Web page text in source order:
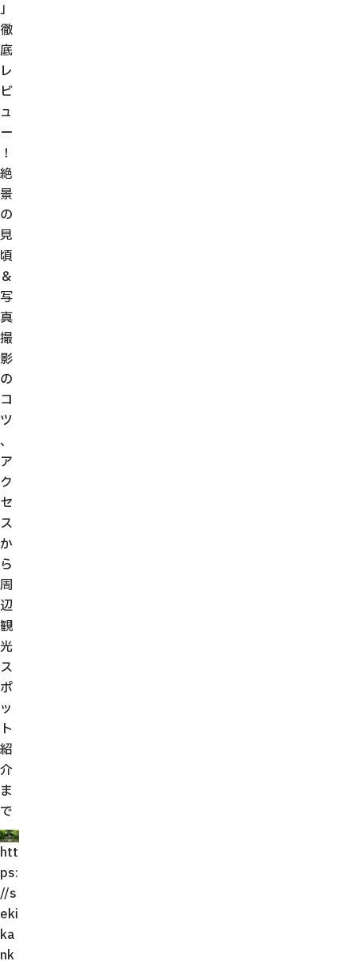
」
徹
底
レ
ビ
ュ
ー
！
絶
景
の
見
頃
＆
写
真
撮
影
の
コ
ツ
、
ア
ク
セ
ス
か
ら
周
辺
観
光
ス
ポ
ッ
ト
紹
介
ま
で
htt
ps:
//s
eki
ka
nk